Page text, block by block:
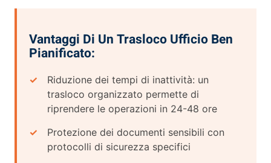
Vantaggi Di Un Trasloco Ufficio Ben
Pianificato:
Riduzione dei tempi di inattività: un
trasloco organizzato permette di
riprendere le operazioni in 24-48 ore
Protezione dei documenti sensibili con
protocolli di sicurezza specifici